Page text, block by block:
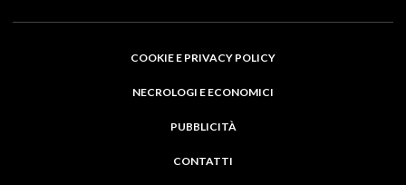
COOKIE E PRIVACY POLICY
NECROLOGI E ECONOMICI
PUBBLICITÀ
CONTATTI